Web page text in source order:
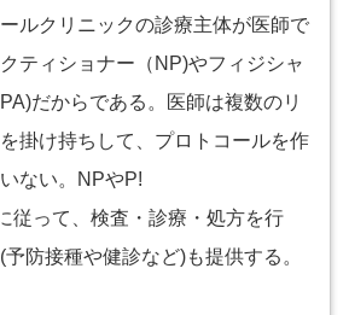
ルクリニックの診療主体が医師で
ティショナー（NP)やフィジシャ
だからである。医師は複数のリ
掛け持ちして、プロトコールを作
ない。NPやP!
従って、検査・診療・処方を行
防接種や健診など)も提供する。